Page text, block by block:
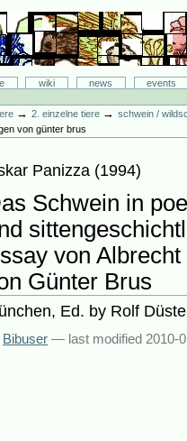
wiki news
events
→2. einzelne tiere →schwein /
von günter brus
Panizza (1994)
Schwein in
von
Günter Brus
Ed. by Rolf
Bibuser — last modified 2010-